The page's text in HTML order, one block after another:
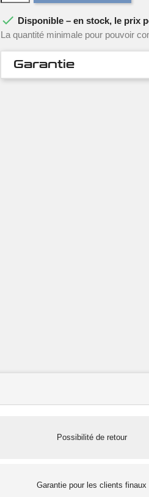
 Disponible – en stock, le prix
La quantité minimale pour pouvoir
Garantie
Possibilité de retour
Garantie pour les clients finaux